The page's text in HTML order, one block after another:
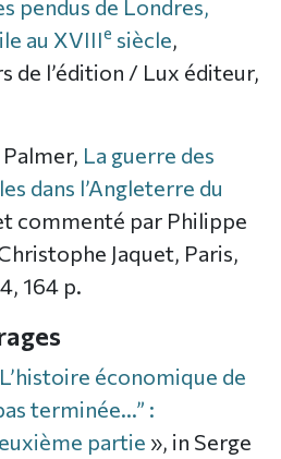
pendus de Londres,
au XVIIIe siècle,
de l’édition / Lux éditeur,
La guerre des
dans l’Angleterre du
commenté par Philippe
Jaquet, Paris,
164 p.
économique de
terminée…” :
partie », in Serge